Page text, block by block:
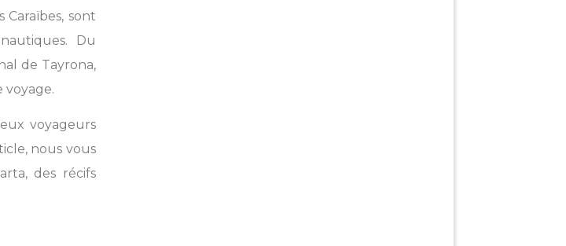
Caraïbes, sont
Du
de Tayrona,
voyage.
voyageurs
nous vous
des récifs